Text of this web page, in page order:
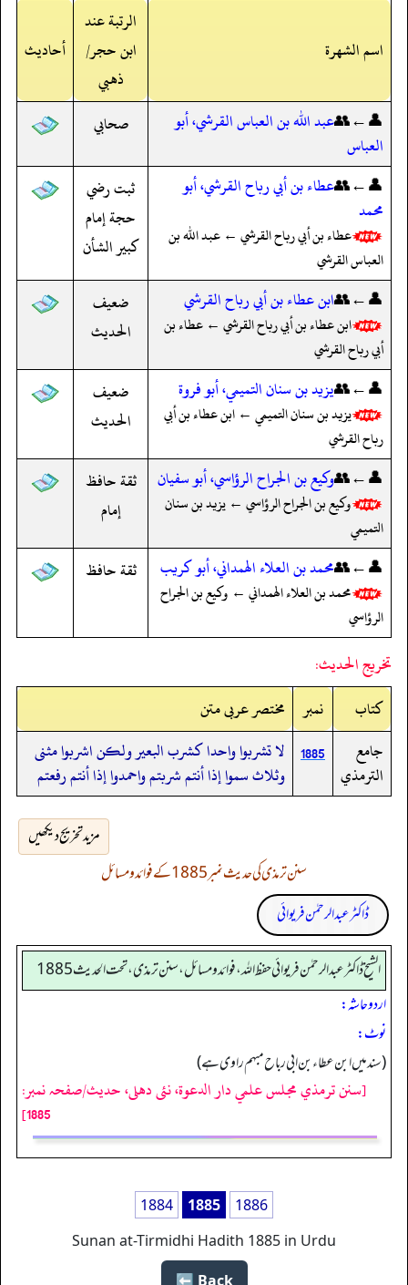
اسم الشهرة
الرتبة عند
ابن حجر/
ذهبي
أحاديث
👤←👥عبد الله بن العباس القرشي، أبو
العباس
صحابي
👤←👥عطاء بن أبي رباح القرشي، أبو
محمد
عطاء بن أبي رباح القرشي ← عبد الله بن
العباس القرشي
ثبت رضي
حجة إمام
كبير الشأن
👤←👥ابن عطاء بن أبي رباح القرشي
ابن عطاء بن أبي رباح القرشي ← عطاء بن
أبي رباح القرشي
ضعيف
الحديث
👤←👥يزيد بن سنان التميمي، أبو فروة
يزيد بن سنان التميمي ← ابن عطاء بن أبي
رباح القرشي
ضعيف
الحديث
👤←👥وكيع بن الجراح الرؤاسي، أبو سفيان
وكيع بن الجراح الرؤاسي ← يزيد بن سنان
التميمي
ثقة حافظ
إمام
👤←👥محمد بن العلاء الهمداني، أبو كريب
محمد بن العلاء الهمداني ← وكيع بن الجراح
الرؤاسي
ثقة حافظ
تخريج الحديث:
کتاب
نمبر
مختصر عربی متن
جامع
الترمذي
1885 لا تشربوا واحدا كشرب البعير ولكن اشربوا مثنى
وثلاث سموا إذا أنتم شربتم واحمدوا إذا أنتم رفعتم
مزید تخریج دیکھیں
سنن ترمذی کی حدیث نمبر 1885 کے فوائد و مسائل
ڈاکٹر عبدالرحمٰن فریوائی
الشیخ ڈاکٹر عبد الرحمٰن فریوائی حفظ اللہ، فوائد و مسائل، سنن ترمذی، تحت الحديث 1885
اردو حاشہ:
نوٹ:
(سند میں ابن عطاء بن ابی رباح مبہم راوی ہے)
[سنن ترمذي مجلس علمي دار الدعوة، نئى دهلى، حدیث/صفحہ نمبر:
1885]
1884 1885
1886
Sunan at-Tirmidhi Hadith 1885 in Urdu
Back ⬅️